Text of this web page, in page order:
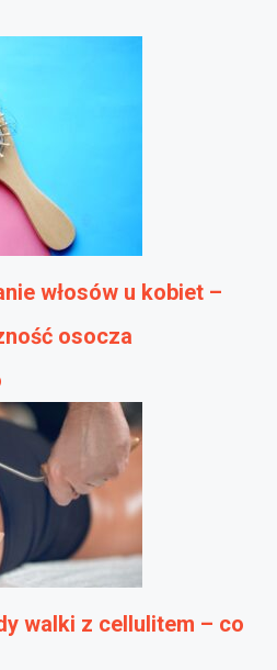
włosów u kobiet –
osocza
walki z cellulitem – co